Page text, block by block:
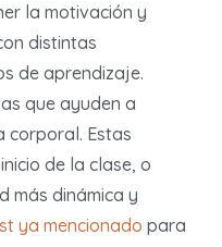
la motivación y
distintas
de aprendizaje.
que ayuden a
corporal. Estas
de la clase, o
más dinámica y
ya mencionado para